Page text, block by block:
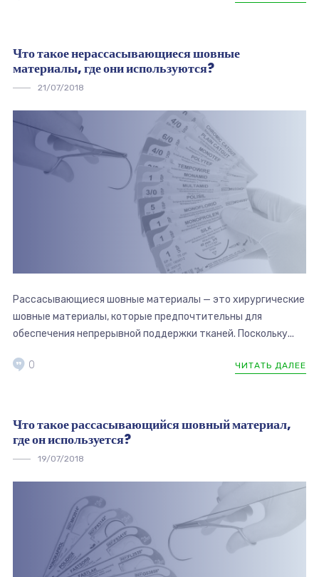
Что такое нерассасывающиеся шовные
материалы, где они используются?
21/07/2018
Рассасывающиеся шовные материалы — это хирургические
шовные материалы, которые предпочтительны для
обеспечения непрерывной поддержки тканей. Поскольку...
ЧИТАТЬ ДАЛЕЕ
0
Что такое рассасывающийся шовный материал,
где он используется?
19/07/2018